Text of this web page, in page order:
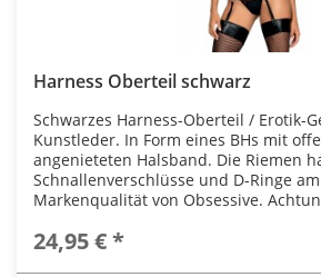
Harness Oberteil schwarz
Schwarzes Harness-Oberteil / Erotik-
Kunstleder. In Form eines BHs mit
angenieteten Halsband. Die Riemen
Schnallenverschlüsse und D-Ringe
Markenqualität von Obsessive.
24,95 € *